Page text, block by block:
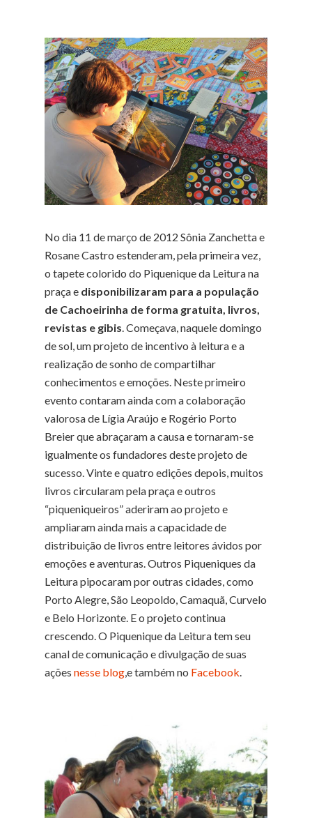
No dia 11 de março de 2012 Sônia Zanchetta e
Rosane Castro estenderam, pela primeira vez,
o tapete colorido do Piquenique da Leitura na
praça e disponibilizaram para a população
de Cachoeirinha de forma gratuita, livros,
revistas e gibis. Começava, naquele domingo
de sol, um projeto de incentivo à leitura e a
realização de sonho de compartilhar
conhecimentos e emoções. Neste primeiro
evento contaram ainda com a colaboração
valorosa de Lígia Araújo e Rogério Porto
Breier que abraçaram a causa e tornaram-se
igualmente os fundadores deste projeto de
sucesso. Vinte e quatro edições depois, muitos
livros circularam pela praça e outros
“piqueniqueiros” aderiram ao projeto e
ampliaram ainda mais a capacidade de
distribuição de livros entre leitores ávidos por
emoções e aventuras. Outros Piqueniques da
Leitura pipocaram por outras cidades, como
Porto Alegre, São Leopoldo, Camaquã, Curvelo
e Belo Horizonte. E o projeto continua
crescendo. O Piquenique da Leitura tem seu
canal de comunicação e divulgação de suas
ações nesse blog,e também no Facebook.